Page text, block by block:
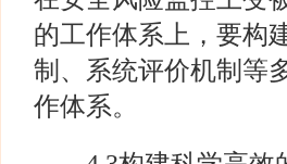
的工作体系上，要构
制、系统评价机制等
作体系。